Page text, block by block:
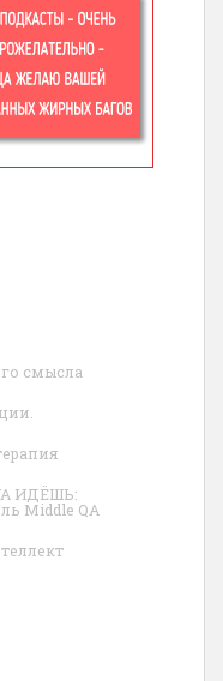
смысла
ИДЁШЬ:
Middle QA